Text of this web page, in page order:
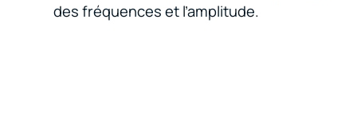
des fréquences et l’amplitude.